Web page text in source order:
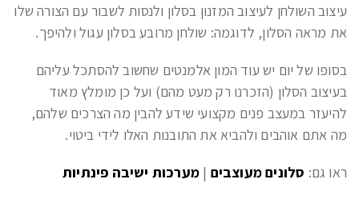
עיצוב השולחן לעיצוב המזנון בסלון ולנסות לשבור עם הצורה שלו
את מראה הסלון, לדוגמה: שולחן מרובע בסלון עגול ולהיפך.
בסופו של יום יש עוד המון אלמנטים שחשוב להסתכל עליהם
בעיצוב הסלון (הזכרנו רק מעט מהם) ועל כן מומלץ מאוד
להיעזר במעצב פנים מקצועי שידע להבין מה הצרכים שלהם,
מה אתם אוהבים ולהביא את התובנות האלו לידי ביטוי.
ראו גם: סלונים מעוצבים |מערכות ישיבה פינתיות